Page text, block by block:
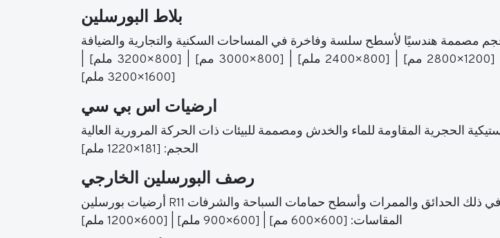
بلاط البورسلين
المقاسات: [1200×1200 مم] | [1200×1800 ملم] | [1200×2400 ملم] | [1200×2800 مم] | [800×2400 ملم] | [800×3000 مم] | [800×3200 ملم] |
[1600×3200 ملم]
ارضيات اس بي سي
الحجم: [181×1220 ملم]
رصف البورسلين الخارجي
المقاسات: [600×600 مم] | [600×900 ملم] | [600×1200 ملم]